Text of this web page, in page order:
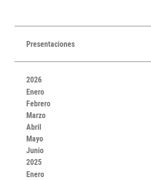
Presentaciones
2026
Enero
Febrero
Marzo
Abril
Mayo
Junio
2025
Enero